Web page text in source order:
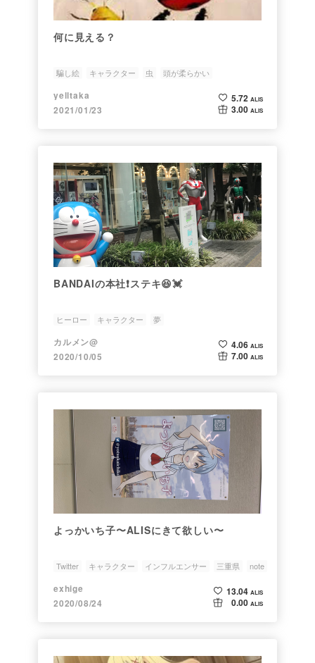
何に見える？
騙し絵 キャラクター 虫 頭が柔らかい
yelltaka
2021/01/23
5.72 ALIS
3.00 ALIS
BANDAIの本社❗️ステキ😆💓
ヒーロー キャラクター 夢
カルメン@
2020/10/05
4.06 ALIS
7.00 ALIS
よっかいち子〜ALISにきて欲しい〜
Twitter キャラクター インフルエンサー 三重県 note
exhige
2020/08/24
13.04 ALIS
0.00 ALIS